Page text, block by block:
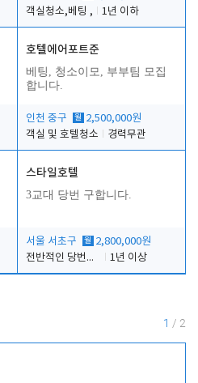
객실청소,베팅 ,
1년 이하
호텔에어포트준
베팅, 청소이모, 부부팀 모집
합니다.
인천 중구 월 2,500,000원
객실 및 호텔청소
경력무관
스타일호텔
3교대 당번 구합니다.
서울 서초구 월 2,800,000원
전반적인 당번업무
1년 이상
1 / 2